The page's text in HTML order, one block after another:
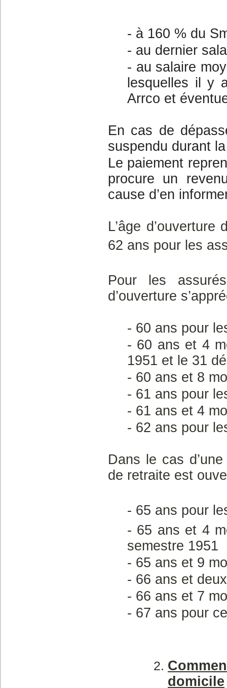
- à 160 % du
- au dernier
- au salaire
lesquelles il y
Arrco et
En cas de
suspendu durant
Le paiement
procure un
cause d’en
L’âge
62 ans pour les
Pour les
d’ouverture
- 60 ans pour
- 60 ans et 4
1951 et le 31
- 60 ans et 8
- 61 ans pour
- 61 ans et 4
- 62 ans pour
Dans le cas
de retraite est
- 65 ans pour
- 65 ans et 4
semestre 1951
- 65 ans et 9
- 66 ans et
- 66 ans et 7
- 67 ans pour
domicile